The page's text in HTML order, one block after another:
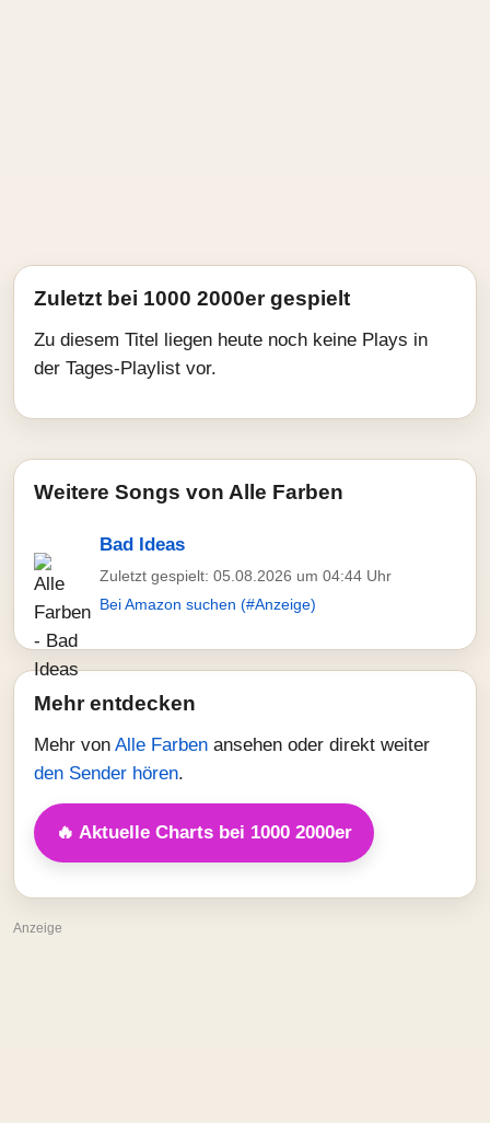
Zuletzt bei 1000 2000er gespielt
Zu diesem Titel liegen heute noch keine Plays in
der Tages-Playlist vor.
Weitere Songs von Alle Farben
Bad Ideas
Zuletzt gespielt: 05.08.2026 um 04:44 Uhr
Bei Amazon suchen (#Anzeige)
Mehr entdecken
Mehr von Alle Farben ansehen oder direkt weiter
den Sender hören.
🔥 Aktuelle Charts bei 1000 2000er
Anzeige